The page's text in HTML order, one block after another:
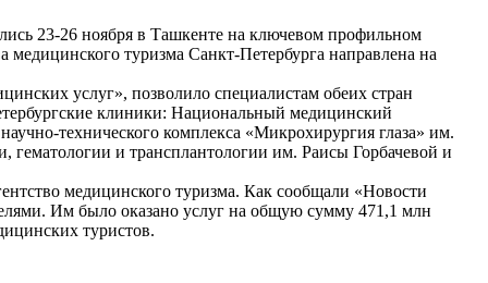
23-26 ноября в Ташкенте на ключевом профильном
туризма Санкт-Петербурга направлена на
услуг», позволило специалистам обеих стран
клиники: Национальный медицинский
технического комплекса «Микрохирургия глаза» им.
гематологии и трансплантологии им. Раисы Горбачевой и
медицинского туризма. Как сообщали «Новости
Им было оказано услуг на общую сумму 471,1 млн
туристов.